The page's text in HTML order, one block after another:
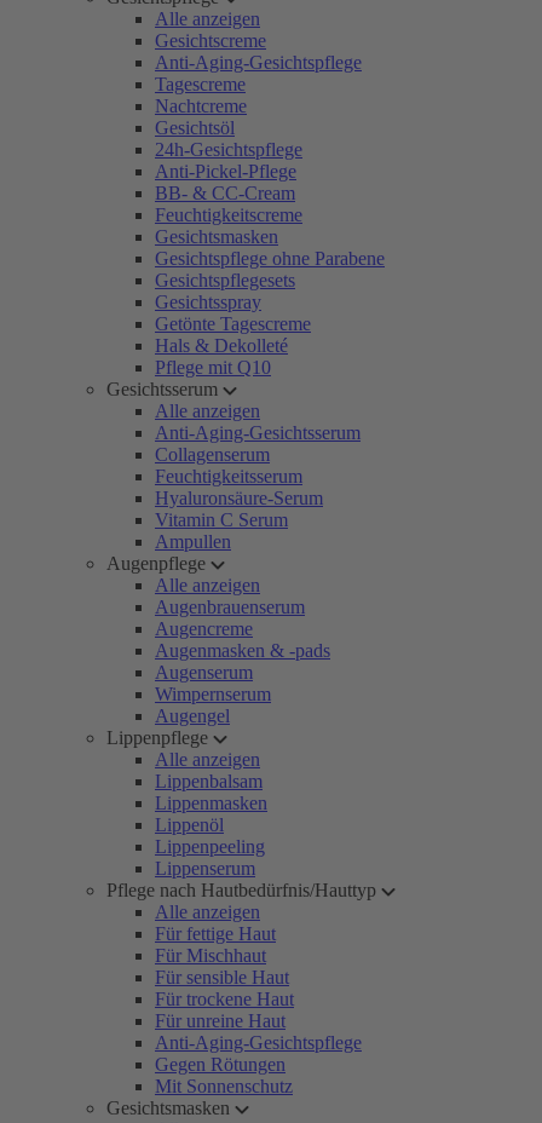
Alle anzeigen
Gesichtscreme
Anti-Aging-Gesichtspflege
Tagescreme
Nachtcreme
Gesichtsöl
24h-Gesichtspflege
Anti-Pickel-Pflege
BB- & CC-Cream
Feuchtigkeitscreme
Gesichtsmasken
Gesichtspflege ohne Parabene
Gesichtspflegesets
Gesichtsspray
Getönte Tagescreme
Hals & Dekolleté
Pflege mit Q10
Gesichtsserum
Alle anzeigen
Anti-Aging-Gesichtsserum
Collagenserum
Feuchtigkeitsserum
Hyaluronsäure-Serum
Vitamin C Serum
Ampullen
Augenpflege
Alle anzeigen
Augenbrauenserum
Augencreme
Augenmasken & -pads
Augenserum
Wimpernserum
Augengel
Lippenpflege
Alle anzeigen
Lippenbalsam
Lippenmasken
Lippenöl
Lippenpeeling
Lippenserum
Pflege nach Hautbedürfnis/Hauttyp
Alle anzeigen
Für fettige Haut
Für Mischhaut
Für sensible Haut
Für trockene Haut
Für unreine Haut
Anti-Aging-Gesichtspflege
Gegen Rötungen
Mit Sonnenschutz
Gesichtsmasken